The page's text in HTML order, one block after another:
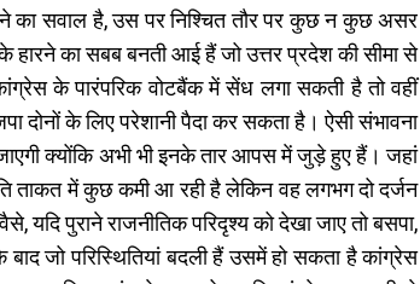
का सवाल है, उस पर निश्चित तौर पर कुछ न कुछ असर
के हारने का सबब बनती आई हैं जो उत्तर प्रदेश की सीमा से
के पारंपरिक वोटबैंक में सेंध लगा सकती है तो वहीं
के लिए परेशानी पैदा कर सकता है। ऐसी संभावना
क्योंकि अभी भी इनके तार आपस में जुड़े हुए हैं। जहां
ताकत में कुछ कमी आ रही है लेकिन वह लगभग दो दर्जन
यदि पुराने राजनीतिक परिदृश्य को देखा जाए तो बसपा,
जो परिस्थितियां बदली हैं उसमें हो सकता है कांग्रेस